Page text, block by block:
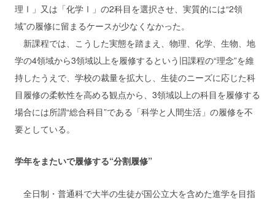
理Ⅰ」又は「化学Ⅰ」の2科目を選択させ、実質的には“2領
域”の履修に留まるケースが少なくなかった。
新課程では、こうした実態を踏まえ、物理、化学、生物、地
学の4領域から3領域以上を履修するという旧課程の“理念”を維
持したうえで、学校の裁量を拡大し、生徒のニーズに応じた科
目履修の柔軟性を高める観点から、3領域以上の科目を履修する
場合には所謂“総合科目”である「科学と人間生活」の履修を不
要としている。
学年をまたいで履修する“分割履修”
全日制・普通科で大半の生徒が国公立大を含めた進学を目指